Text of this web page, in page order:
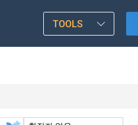
TOOLS